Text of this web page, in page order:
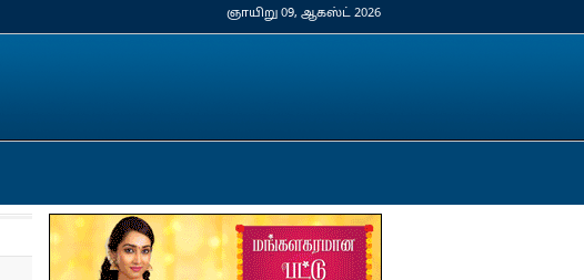
ஞாயிறு 09, ஆகஸ்ட் 2026